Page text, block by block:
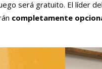
será gratuito. El líder
completamente